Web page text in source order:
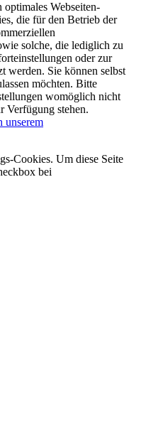
Webseiten-
die für den Betrieb der
solche, die lediglich zu
oder zur
werden. Sie können selbst
möchten. Bitte
womöglich nicht
Verfügung stehen.
unserem
Cookies. Um diese Seite
bei